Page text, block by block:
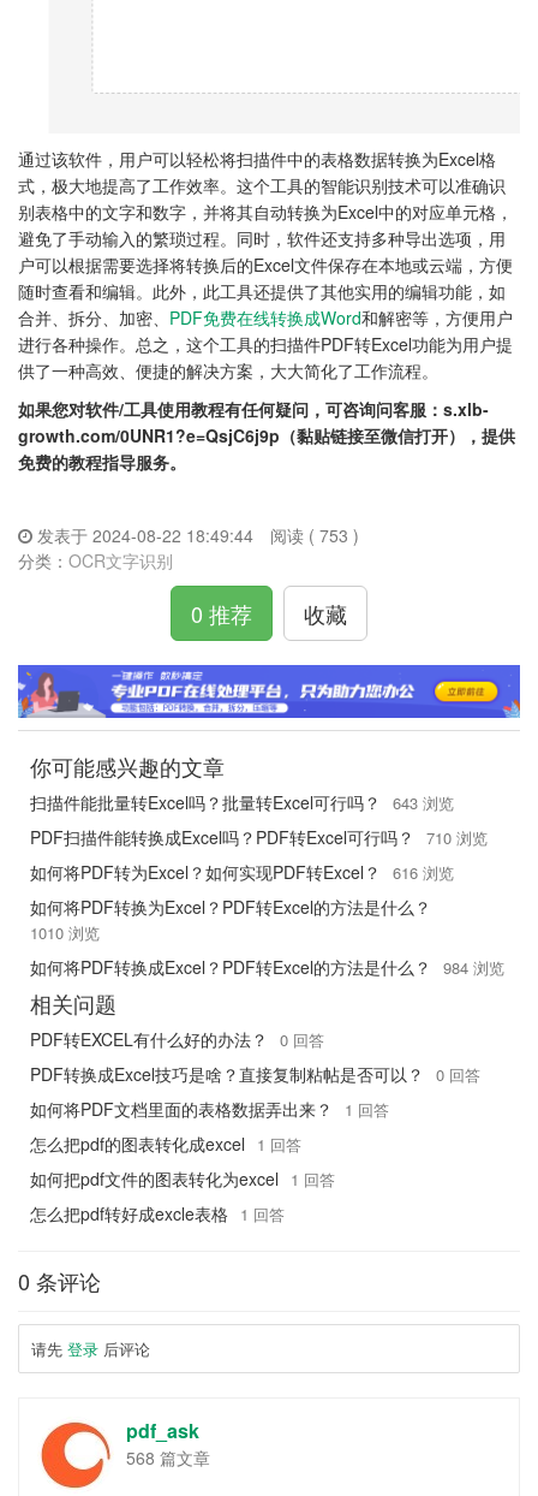
通过该软件，用户可以轻松将扫描件中的表格数据转换为Excel格
式，极大地提高了工作效率。这个工具的智能识别技术可以准确识
别表格中的文字和数字，并将其自动转换为Excel中的对应单元格，
避免了手动输入的繁琐过程。同时，软件还支持多种导出选项，用
户可以根据需要选择将转换后的Excel文件保存在本地或云端，方便
随时查看和编辑。此外，此工具还提供了其他实用的编辑功能，如
合并、拆分、加密、 PDF免费在线转换成Word和解密等，方便用户
进行各种操作。总之，这个工具的扫描件PDF转Excel功能为用户提
供了一种高效、便捷的解决方案，大大简化了工作流程。
如果您对软件/工具使用教程有任何疑问，可咨询问客服：s.xlb-
growth.com/0UNR1?e=QsjC6j9p（黏贴链接至微信打开），提供
免费的教程指导服务。
发表于 2024-08-22 18:49:44
阅读 ( 753 )
分类： OCR文字识别
0 推荐 收藏
你可能感兴趣的文章
扫描件能批量转Excel吗？批量转Excel可行吗？ 643 浏览
PDF扫描件能转换成Excel吗？PDF转Excel可行吗？ 710 浏览
如何将PDF转为Excel？如何实现PDF转Excel？ 616 浏览
如何将PDF转换为Excel？PDF转Excel的方法是什么？
1010 浏览
如何将PDF转换成Excel？PDF转Excel的方法是什么？ 984 浏览
相关问题
PDF转EXCEL有什么好的办法？ 0 回答
PDF转换成Excel技巧是啥？直接复制粘帖是否可以？ 0 回答
如何将PDF文档里面的表格数据弄出来？ 1 回答
怎么把pdf的图表转化成excel 1 回答
如何把pdf文件的图表转化为excel 1 回答
怎么把pdf转好成excle表格 1 回答
0 条评论
请先 登录 后评论
pdf_ask
568 篇文章